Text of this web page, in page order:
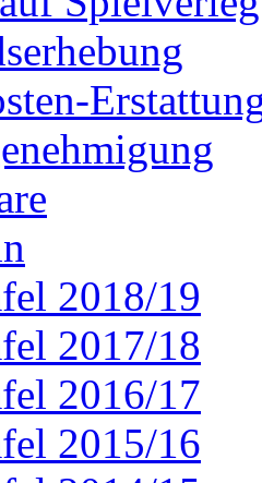
2018/19
2017/18
2016/17
2015/16